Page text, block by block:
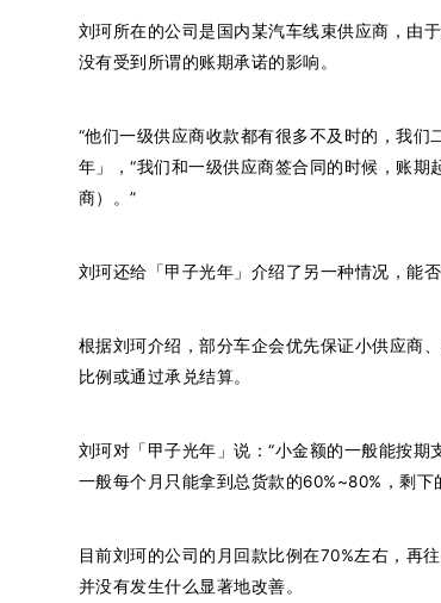
刘珂所在的公司是国内某汽车线束供应商，由
没有受到所谓的账期承诺的影响。
“他们一级供应商收款都有很多不及时的，我
年」，“我们和一级供应商签合同的时候，账
商）。”
刘珂还给「甲子光年」介绍了另一种情况，能
根据刘珂介绍，部分车企会优先保证小供应商
比例或通过承兑结算。
刘珂对「甲子光年」说：“小金额的一般能按
一般每个月只能拿到总货款的60%~80%，剩
目前刘珂的公司的月回款比例在70%左右，再
并没有发生什么显著地改善。